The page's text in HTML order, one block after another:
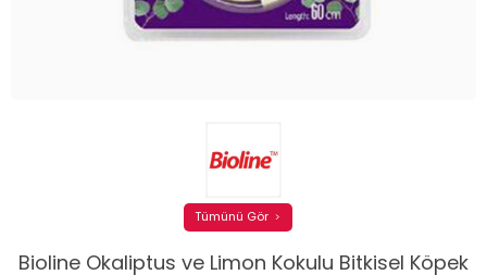
Bioline Okaliptus ve Limon Kokulu Bitkisel Köpek
Tümünü Gör